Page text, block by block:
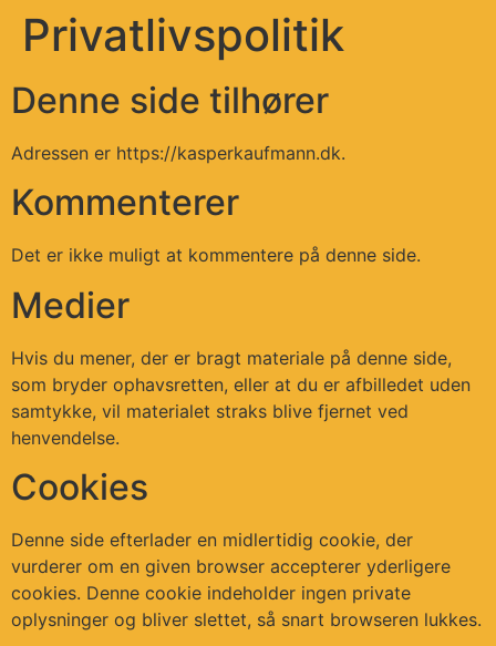
Privatlivspolitik
Denne side tilhører
Adressen er https://kasperkaufmann.dk.
Kommenterer
Det er ikke muligt at kommentere på denne side.
Medier
Hvis du mener, der er bragt materiale på denne side,
som bryder ophavsretten, eller at du er afbilledet uden
samtykke, vil materialet straks blive fjernet ved
henvendelse.
Cookies
Denne side efterlader en midlertidig cookie, der
vurderer om en given browser accepterer yderligere
cookies. Denne cookie indeholder ingen private
oplysninger og bliver slettet, så snart browseren lukkes.